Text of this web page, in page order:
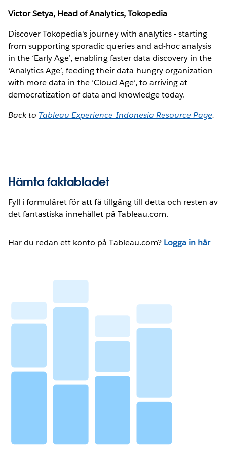
Victor Setya, Head of Analytics, Tokopedia
Discover Tokopedia's journey with analytics - starting
from supporting sporadic queries and ad-hoc analysis
in the ‘Early Age’, enabling faster data discovery in the
‘Analytics Age’, feeding their data-hungry organization
with more data in the ‘Cloud Age’, to arriving at
democratization of data and knowledge today.
Back to Tableau Experience Indonesia Resource Page.
Hämta faktabladet
Fyll i formuläret för att få tillgång till detta och resten av
det fantastiska innehållet på Tableau.com.
Har du redan ett konto på Tableau.com? Logga in här